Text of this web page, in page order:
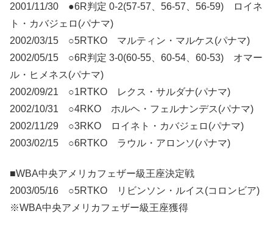
2001/11/30 ●6R判定 0-2(57-57、56-57、56-59) ロイネ
ト・カバジェロ(パナマ)
2002/03/15 ○5RTKO マルティン・マルケス(パナマ)
2002/05/15 ○6R判定 3-0(60-55、60-54、60-53) オマー
ル・ヒメネス(パナマ)
2002/09/21 ○1RTKO レクス・サルダナ(パナマ)
2002/10/31 ○4RKO ホルヘ・フェルナンデス(パナマ)
2002/11/29 ○3RKO ロイネト・カバジェロ(パナマ)
2003/02/15 ○6RTKO ラウル・アロンソ(パナマ)
■WBA中央アメリカフェザー級王座決定戦
2003/05/16 ○5RTKO リビンソン・ルイス(コロンビア)
※WBA中央アメリカフェザー級王座獲得